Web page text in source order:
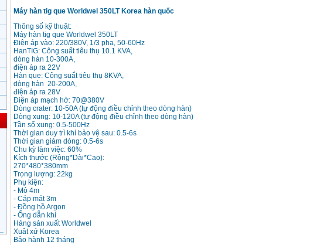
Máy hàn tig que Worldwel 350LT Korea hàn quốc
Thông số kỹ thuật:
Máy hàn tig que Worldwel 350LT
Điện áp vào: 220/380V, 1/3 pha, 50-60Hz
HanTIG: Công suất tiêu thụ 10.1 KVA,
dòng hàn 10-300A,
điện áp ra 22V
Hàn que: Công suất tiêu thụ 8KVA,
dòng hàn 20-200A,
điện áp ra 28V
Điện áp mạch hở: 70@380V
Dòng crater: 10-50A (tự động điều chỉnh theo dòng hàn)
Dòng xung: 10-120A (tự động điều chỉnh theo dòng hàn)
Tần số xung: 0.5-500Hz
Thời gian duy trì khí bảo vệ sau: 0.5-6s
Thời gian giảm dòng: 0.5-6s
Chu kỳ làm việc: 60%
Kích thước (Rộng*Dài*Cao):
270*480*380mm
Trọng lượng: 22kg
Phụ kiện:
- Mỏ 4m
- Cáp mát 3m
- Đồng hồ Argon
- Ống dẫn khí
Hảng sản xuất Worldwel
Xuât xứ Korea
Bảo hành 12 tháng